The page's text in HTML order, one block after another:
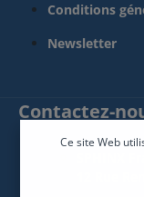
Conditions
Newsletter
Contactez-
SPHINX
12 Rue
Ce site Web